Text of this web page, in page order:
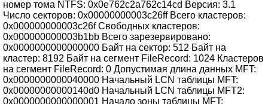
номер тома NTFS: 0x0e762c2a762c14cd Версия: 3.1
Число секторов: 0x00000000003c26ff Всего кластеров:
0x000000000003c26f Свободных кластеров:
0x000000000003b1bb Всего зарезервировано:
0x0000000000000000 Байт на сектор: 512 Байт на
кластер: 8192 Байт на сегмент FileRecord: 1024 Кластеров
на сегмент FileRecord: 0 Допустимая длина данных MFT:
0x0000000000040000 Начальный LCN таблицы MFT:
0x00000000000140d0 Начальный LCN таблицы MFT2:
0x0000000000000001 Начало зоны таблицы MFT: